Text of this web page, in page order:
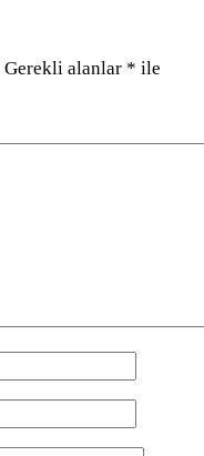
Gerekli alanlar * ile